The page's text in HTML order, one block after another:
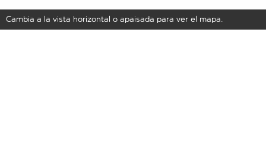
Cambia a la vista horizontal o apaisada para ver el mapa.